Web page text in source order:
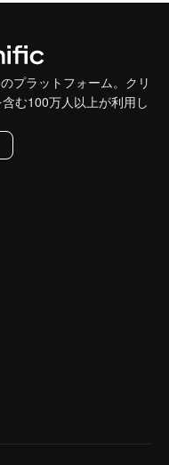
プラットフォーム。クリ
む100万人以上が利用し